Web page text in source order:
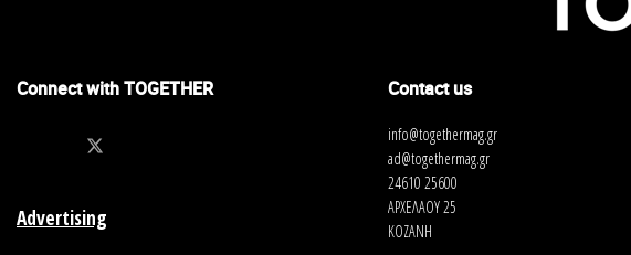
Connect with TOGETHER
Advertising
Contact us
info@togethermag.gr
ad@togethermag.gr
24610 25600
ΑΡΧΕΛΑΟΥ 25
ΚΟΖΑΝΗ